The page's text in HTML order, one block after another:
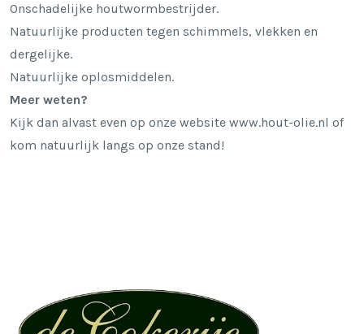
Onschadelijke houtwormbestrijder.
Natuurlijke producten tegen schimmels, vlekken en
dergelijke.
Natuurlijke oplosmiddelen.
Meer weten?
Kijk dan alvast even op onze website www.hout-olie.nl of
kom natuurlijk langs op onze stand!